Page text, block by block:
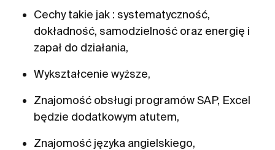
Cechy takie jak : systematyczność,
dokładność, samodzielność oraz energię i
zapał do działania,
Wykształcenie wyższe,
Znajomość obsługi programów SAP, Excel
będzie dodatkowym atutem,
Znajomość języka angielskiego,